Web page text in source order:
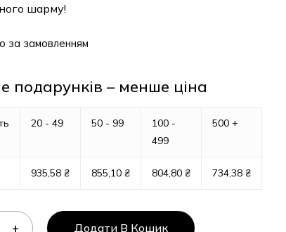
шарму!
за замовленням
подарунків – менше ціна
20 - 49 50 - 99
100 -
499
500 +
935,58 ₴ 855,10 ₴ 804,80 ₴ 734,38 ₴
Додати В Кошик